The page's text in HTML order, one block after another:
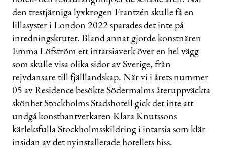
den trestjärniga lyxkrogen Frantzén skulle få en
lillasyster i London 2022 sparades det inte på
inredningskrutet. Bland annat gjorde konstnären
Emma Löfström ett intarsiaverk över en hel vägg
som skulle visa olika sidor av Sverige, från
rejvdansare till fjälllandskap. När vi i årets nummer
05 av Residence besökte Södermalms återuppväckta
skönhet Stockholms Stadshotell gick det inte att
undgå konsthantverkaren Klara Knutssons
kärleksfulla Stockholmsskildring i intarsia som klär
insidan av det nyinstallerade hotellets hiss.